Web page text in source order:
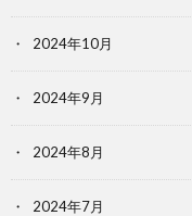
2024年10月
2024年9月
2024年8月
2024年7月